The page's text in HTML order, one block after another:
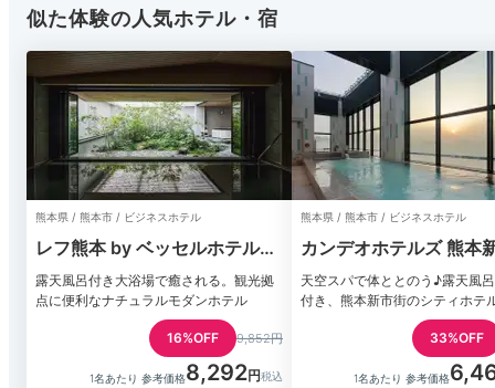
似た体験の人気ホテル・宿
熊本県 / 熊本市 / ビジネスホテル
レフ熊本 by ベッセルホテルズ
（REF Kumamoto）
露天風呂付き大浴場で癒される。観光拠
点に便利なナチュラルモダンホテル
16%OFF 9,852円
1名あたり 参考価格8,292
熊本県 / 熊本市 / ビジネスホテル
カンデオホテルズ 熊本
天空スパで体ととのう♪露天風
付き、熊本新市街のシティホテ
33%OFF
1名あたり 参考価格